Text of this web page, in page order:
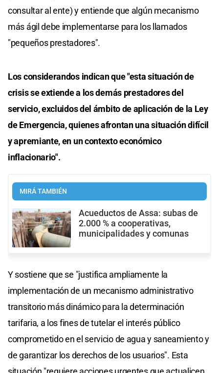
consultar al ente) y entiende que algún mecanismo
más ágil debe implementarse para los llamados
"pequeños prestadores".
Los considerandos indican que "esta situación de
crisis se extiende a los demás prestadores del
servicio, excluidos del ámbito de aplicación de la Ley
de Emergencia, quienes afrontan una situación difícil
y apremiante, en un contexto económico
inflacionario".
MIRÁ TAMBIÉN
Acueductos de Assa: subas de
2.000 % a cooperativas,
municipalidades y comunas
Y sostiene que se "justifica ampliamente la
implementación de un mecanismo administrativo
transitorio más dinámico para la determinación
tarifaria, a los fines de tutelar el interés público
comprometido en el servicio de agua y saneamiento y
de garantizar los derechos de los usuarios". Esta